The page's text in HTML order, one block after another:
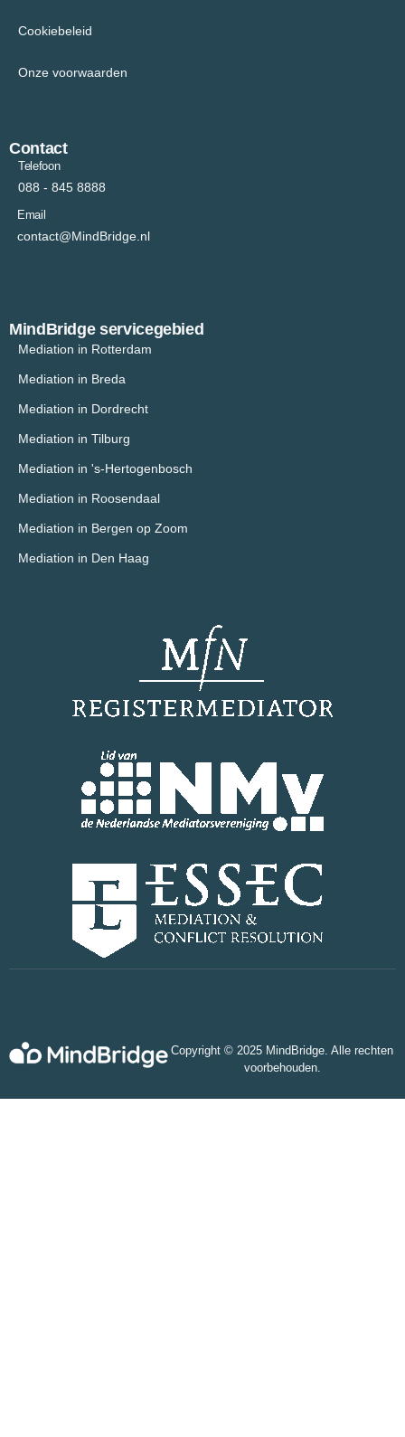
Cookiebeleid
Onze voorwaarden
Contact
Telefoon
088 - 845 8888
Email
contact@MindBridge.nl
MindBridge servicegebied
Mediation in Rotterdam
Mediation in Breda
Mediation in Dordrecht
Mediation in Tilburg
Mediation in 's-Hertogenbosch
Mediation in Roosendaal
Mediation in Bergen op Zoom
Mediation in Den Haag
Copyright © 2025 MindBridge. Alle rechten
voorbehouden.